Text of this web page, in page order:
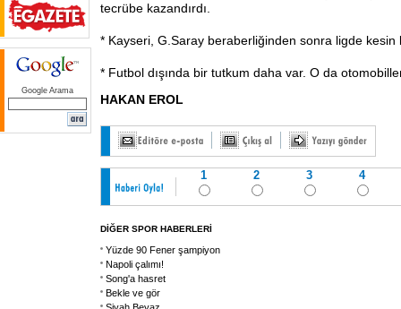
Google Arama
tecrübe kazandırdı.
* Kayseri, G.Saray beraberliğinden sonra ligde kesin
* Futbol dışında bir tutkum daha var. O da
HAKAN EROL
1 2 3 4
DİĞER SPOR HABERLERİ
Yüzde 90 Fener şampiyon
Napoli çalımı!
Song'a hasret
Bekle ve gör